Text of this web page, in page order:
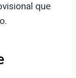
que